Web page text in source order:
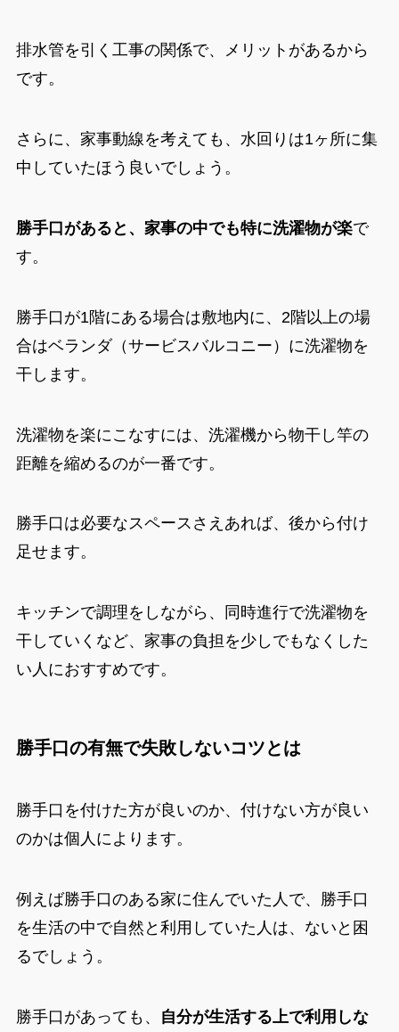
排水管を引く工事の関係で、メリットがあるから
です。
さらに、家事動線を考えても、水回りは1ヶ所に集
中していたほう良いでしょう。
勝手口があると、家事の中でも特に洗濯物が楽で
す。
勝手口が1階にある場合は敷地内に、2階以上の場
合はベランダ（サービスバルコニー）に洗濯物を
干します。
洗濯物を楽にこなすには、洗濯機から物干し竿の
距離を縮めるのが一番です。
勝手口は必要なスペースさえあれば、 後から付け
足せます。
キッチンで調理をしながら、同時進行で洗濯物を
干していくなど、家事の負担を少しでもなくした
い人におすすめです。
勝手口の有無で失敗しないコツとは
勝手口を付けた方が良いのか、付けない方が良い
のかは個人によります。
例えば勝手口のある家に住んでいた人で、勝手口
を生活の中で自然と利用していた人は、ないと困
るでしょう。
勝手口があっても、 自分が生活する上で利用しな